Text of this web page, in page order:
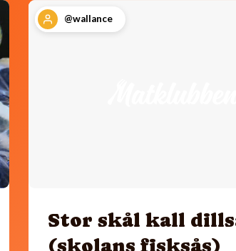
@wallance
Stor skål kall
(skolans fisksås)